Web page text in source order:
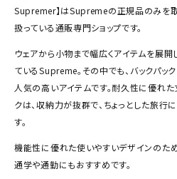
Tシャツ・ロングスリーブ
ジャケット・アウター
キャップ・ハット
バックパック・リュック
Supremer】はSupremeの正規品のみを
扱っている通販専門ショップです。
ウェアから小物まで幅広くアイテムを展開
ているSupreme。その中でも、 バックパック
人気の高いアイテムです。耐久性に優れ
クは、収納力が抜群で、ちょっとした旅行
す。
機能性に優れた使いやすいデザインのため
通学や通勤にもおすすめです。